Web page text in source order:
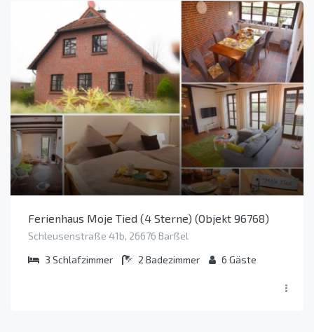
Ferienhaus Moje Tied (4 Sterne) (Objekt 96768)
Schleusenstraße 41b, 26676 Barßel
3 Schlafzimmer 2 Badezimmer 6 Gäste